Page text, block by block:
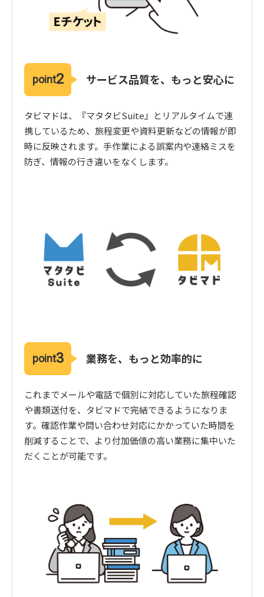
point2 サービス品質を、もっと安心に
タビマドは、『マタタビSuite』とリアルタイムで連
携しているため、旅程変更や資料更新などの情報が即
時に反映されます。手作業による誤案内や連絡ミスを
防ぎ、情報の行き違いをなくします。
point3 業務を、もっと効率的に
これまでメールや電話で個別に対応していた旅程確認
や書類送付を、タビマドで完結できるようになりま
す。確認作業や問い合わせ対応にかかっていた時間を
削減することで、より付加価値の高い業務に集中いた
だくことが可能です。